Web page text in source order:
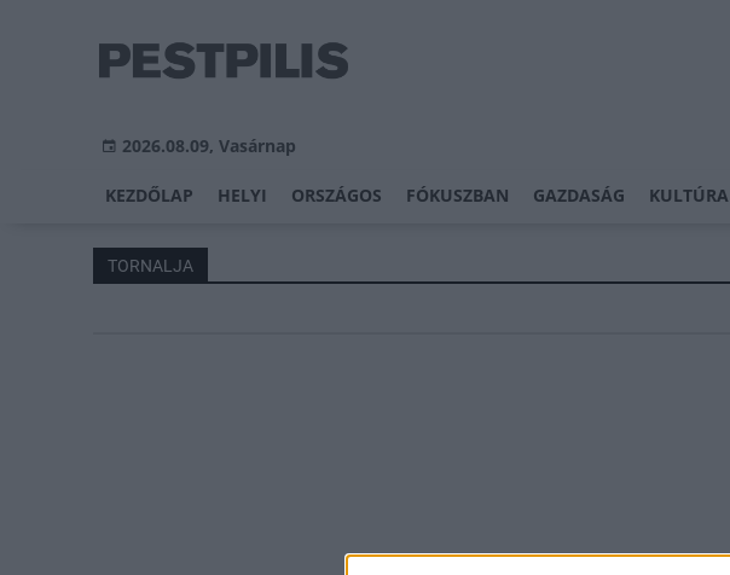
2026.08.09, Vasárnap
KEZDŐLAP HELYI ORSZÁGOS FÓKUSZBAN GAZDASÁG KULTÚRA
TORNALJA